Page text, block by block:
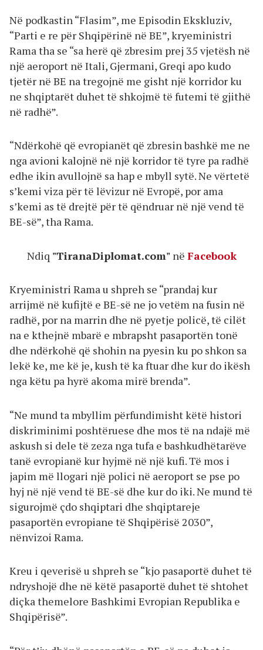
Në podkastin “Flasim”, me Episodin Ekskluziv,
“Parti e re për Shqipërinë në BE”, kryeministri
Rama tha se “sa herë që zbresim prej 35 vjetësh në
një aeroport në Itali, Gjermani, Greqi apo kudo
tjetër në BE na tregojnë me gisht një korridor ku
ne shqiptarët duhet të shkojmë të futemi të gjithë
në radhë”.
“Ndërkohë që evropianët që zbresin bashkë me ne
nga avioni kalojnë në një korridor të tyre pa radhë
edhe ikin avullojnë sa hap e mbyll sytë. Ne vërtetë
s’kemi viza për të lëvizur në Evropë, por ama
s’kemi as të drejtë për të qëndruar në një vend të
BE-së”, tha Rama.
Ndiq "TiranaDiplomat.com" në Facebook
Kryeministri Rama u shpreh se “prandaj kur
arrijmë në kufijtë e BE-së ne jo vetëm na fusin në
radhë, por na marrin dhe në pyetje policë, të cilët
na e kthejnë mbarë e mbrapsht pasaportën tonë
dhe ndërkohë që shohin na pyesin ku po shkon sa
lekë ke, me kë je, kush të ka ftuar dhe kur do ikësh
nga këtu pa hyrë akoma mirë brenda”.
“Ne mund ta mbyllim përfundimisht këtë histori
diskriminimi poshtëruese dhe mos të na ndajë më
askush si dele të zeza nga tufa e bashkudhëtarëve
tanë evropianë kur hyjmë në një kufi. Të mos i
japim më llogari një polici në aeroport se pse po
hyj në një vend të BE-së dhe kur do iki. Ne mund të
sigurojmë çdo shqiptari dhe shqiptareje
pasaportën evropiane të Shqipërisë 2030”,
nënvizoi Rama.
Kreu i qeverisë u shpreh se “kjo pasaportë duhet të
ndryshojë dhe në këtë pasaportë duhet të shtohet
diçka themelore Bashkimi Evropian Republika e
Shqipërisë”.